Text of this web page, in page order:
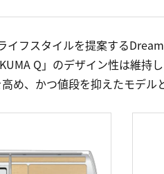
イフスタイルを提案する
Q」のデザイン性は維
め、かつ値段を抑えたモデル